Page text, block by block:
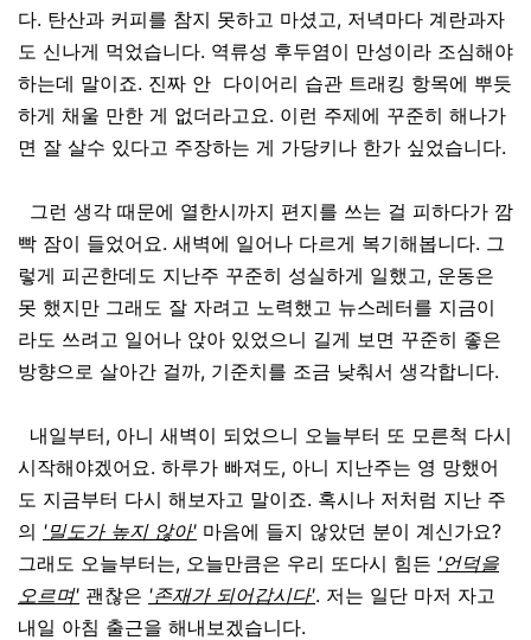
다. 탄산과 커피를 참지 못하고 마셨고, 저녁마다 계란과자
도 신나게 먹었습니다. 역류성 후두염이 만성이라 조심해야
하는데 말이죠. 진짜 안 다이어리 습관 트래킹 항목에 뿌듯
하게 채울 만한 게 없더라고요. 이런 주제에 꾸준히 해나가
면 잘 살수 있다고 주장하는 게 가당키나 한가 싶었습니다.
그런 생각 때문에 열한시까지 편지를 쓰는 걸 피하다가 깜
빡 잠이 들었어요. 새벽에 일어나 다르게 복기해봅니다. 그
렇게 피곤한데도 지난주 꾸준히 성실하게 일했고, 운동은
못 했지만 그래도 잘 자려고 노력했고 뉴스레터를 지금이
라도 쓰려고 일어나 앉아 있었으니 길게 보면 꾸준히 좋은
방향으로 살아간 걸까, 기준치를 조금 낮춰서 생각합니다.
내일부터, 아니 새벽이 되었으니 오늘부터 또 모른척 다시
시작해야겠어요. 하루가 빠져도, 아니 지난주는 영 망했어
도 지금부터 다시 해보자고 말이죠. 혹시나 저처럼 지난 주
의 '밀도가 높지 않아' 마음에 들지 않았던 분이 계신가요?
그래도 오늘부터는, 오늘만큼은 우리 또다시 힘든 '언덕을
오르며' 괜찮은 '존재가 되어갑시다'. 저는 일단 마저 자고
내일 아침 출근을 해내보겠습니다.